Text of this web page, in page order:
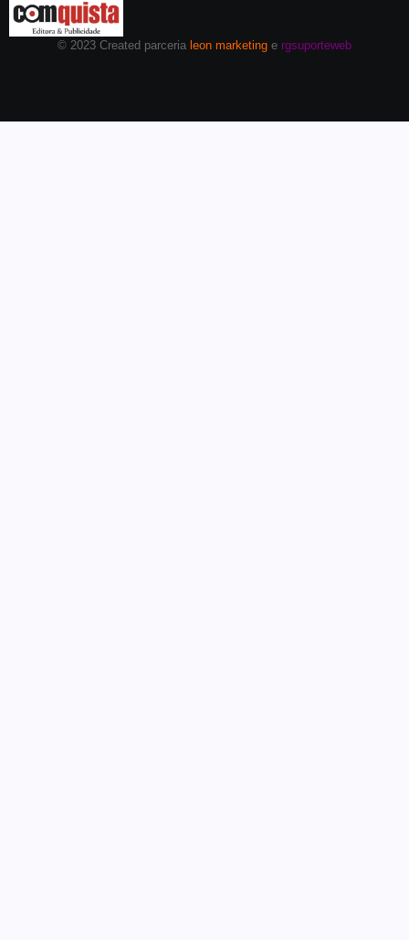
© 2023 Created parceria leon marketing e rgsuporteweb